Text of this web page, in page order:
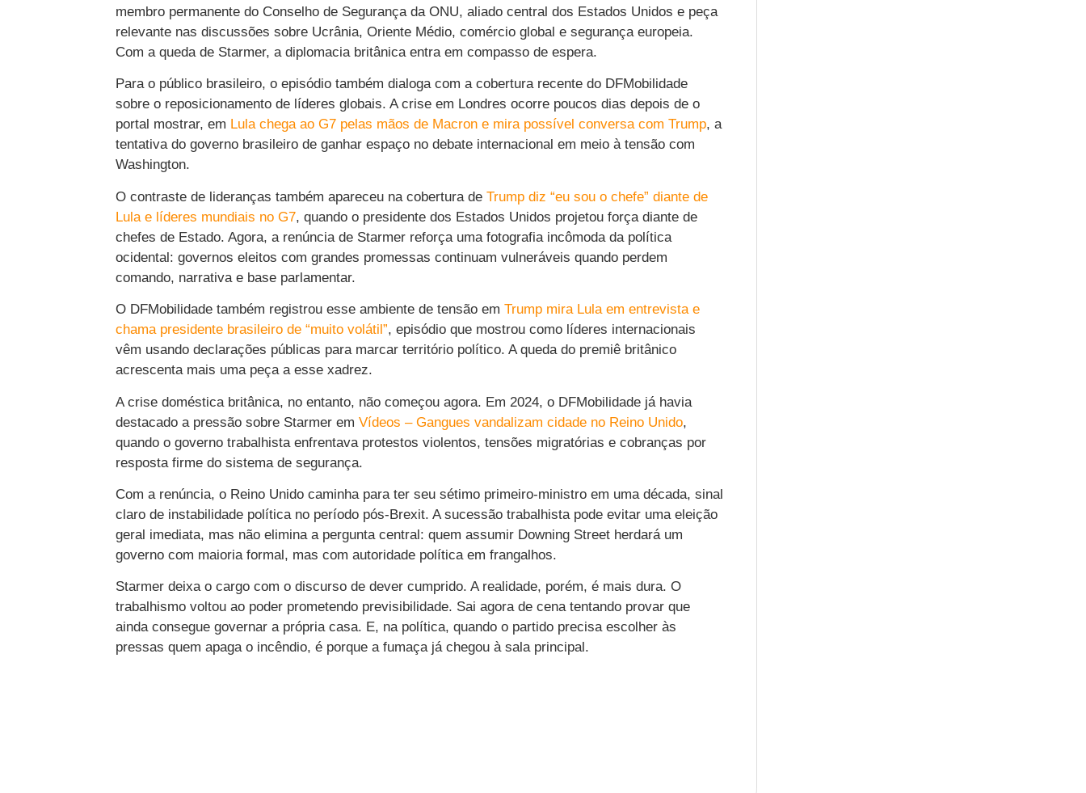
membro permanente do Conselho de Segurança da ONU, aliado central dos Estados Unidos e peça
relevante nas discussões sobre Ucrânia, Oriente Médio, comércio global e segurança europeia.
Com a queda de Starmer, a diplomacia britânica entra em compasso de espera.
Para o público brasileiro, o episódio também dialoga com a cobertura recente do DFMobilidade
sobre o reposicionamento de líderes globais. A crise em Londres ocorre poucos dias depois de o
portal mostrar, em Lula chega ao G7 pelas mãos de Macron e mira possível conversa com Trump, a
tentativa do governo brasileiro de ganhar espaço no debate internacional em meio à tensão com
Washington.
O contraste de lideranças também apareceu na cobertura de Trump diz “eu sou o chefe” diante de
Lula e líderes mundiais no G7, quando o presidente dos Estados Unidos projetou força diante de
chefes de Estado. Agora, a renúncia de Starmer reforça uma fotografia incômoda da política
ocidental: governos eleitos com grandes promessas continuam vulneráveis quando perdem
comando, narrativa e base parlamentar.
O DFMobilidade também registrou esse ambiente de tensão em Trump mira Lula em entrevista e
chama presidente brasileiro de “muito volátil”, episódio que mostrou como líderes internacionais
vêm usando declarações públicas para marcar território político. A queda do premiê britânico
acrescenta mais uma peça a esse xadrez.
A crise doméstica britânica, no entanto, não começou agora. Em 2024, o DFMobilidade já havia
destacado a pressão sobre Starmer em Vídeos – Gangues vandalizam cidade no Reino Unido,
quando o governo trabalhista enfrentava protestos violentos, tensões migratórias e cobranças por
resposta firme do sistema de segurança.
Com a renúncia, o Reino Unido caminha para ter seu sétimo primeiro-ministro em uma década, sinal
claro de instabilidade política no período pós-Brexit. A sucessão trabalhista pode evitar uma eleição
geral imediata, mas não elimina a pergunta central: quem assumir Downing Street herdará um
governo com maioria formal, mas com autoridade política em frangalhos.
Starmer deixa o cargo com o discurso de dever cumprido. A realidade, porém, é mais dura. O
trabalhismo voltou ao poder prometendo previsibilidade. Sai agora de cena tentando provar que
ainda consegue governar a própria casa. E, na política, quando o partido precisa escolher às
pressas quem apaga o incêndio, é porque a fumaça já chegou à sala principal.